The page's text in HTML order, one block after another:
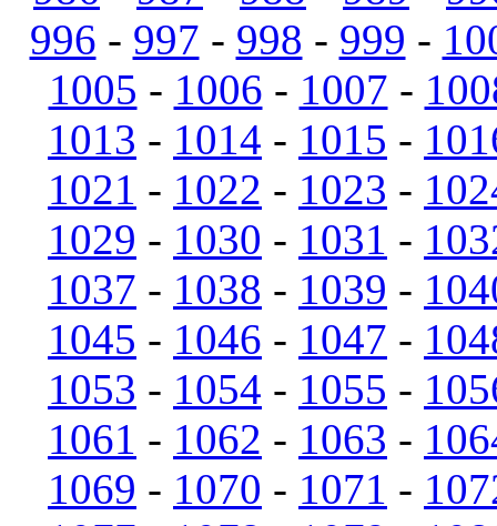
996 - 997 - 998 - 999 -
1005 - 1006 - 1007 -
1013 - 1014 - 1015 -
1021 - 1022 - 1023 -
1029 - 1030 - 1031 -
1037 - 1038 - 1039 -
1045 - 1046 - 1047 -
1053 - 1054 - 1055 -
1061 - 1062 - 1063 -
1069 - 1070 - 1071 -